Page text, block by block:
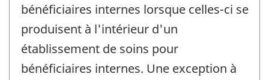
bénéficiaires internes lorsque celles-ci se
produisent à l'intérieur d'un
établissement de soins pour
bénéficiaires internes. Une exception à